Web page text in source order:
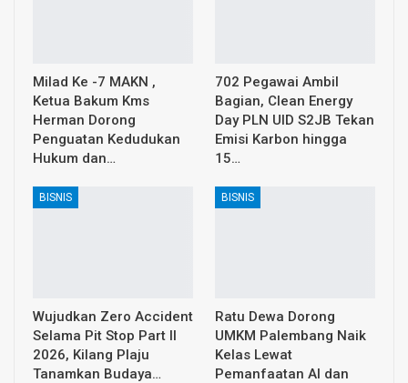
Milad Ke -7 MAKN ,
Ketua Bakum Kms
Herman Dorong
Penguatan Kedudukan
Hukum dan…
702 Pegawai Ambil
Bagian, Clean Energy
Day PLN UID S2JB Tekan
Emisi Karbon hingga
15…
BISNIS
Wujudkan Zero Accident
Selama Pit Stop Part II
2026, Kilang Plaju
Tanamkan Budaya…
BISNIS
Ratu Dewa Dorong
UMKM Palembang Naik
Kelas Lewat
Pemanfaatan AI dan